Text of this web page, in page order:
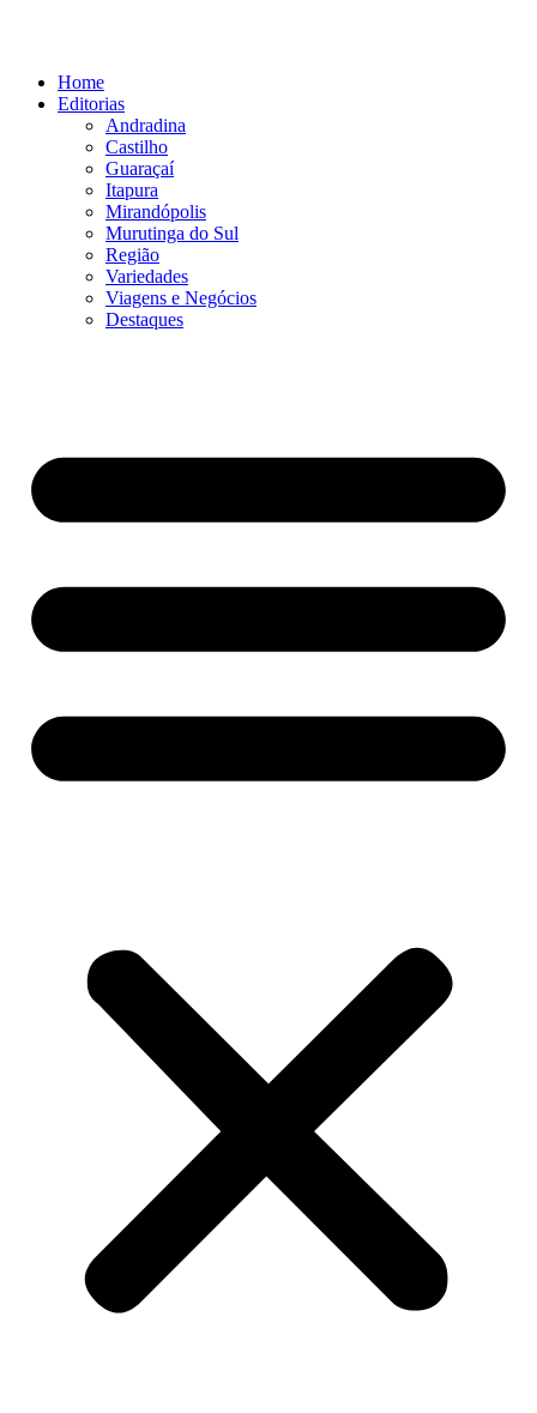
conteúdoHome
Editorias
Andradina
Castilho
Guaraçaí
Itapura
Mirandópolis
Murutinga do Sul
Região
Variedades
Viagens e Negócios
Destaques